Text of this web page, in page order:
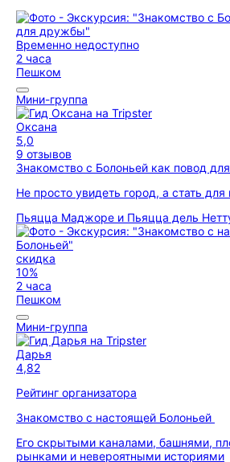
Временно недоступно
2 часа
Пешком
Мини-группа
Оксана
5,0
9 отзывов
Знакомство с Болоньей как повод
Не просто увидеть город, а стать для
Пьяцца Маджоре и Пьяцца дель
скидка
10%
2 часа
Пешком
Мини-группа
Дарья
4,82
Рейтинг организатора
Знакомство с настоящей Болоньей
Его скрытыми каналами, башнями,
рынками и невероятными историями